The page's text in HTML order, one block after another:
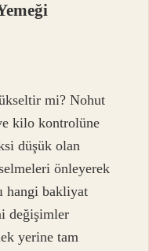
mi? Nohut
kilo kontrolüne
düşük olan
önleyerek
hangi bakliyat
değişimler
yerine tam